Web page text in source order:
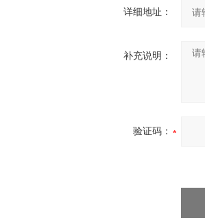
详细地址：
补充说明：
验证码：